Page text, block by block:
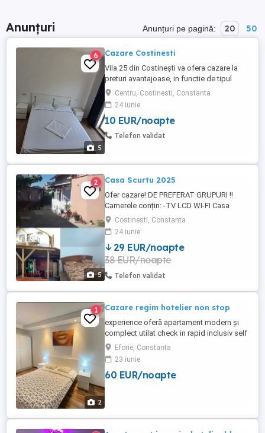
Anunțuri Anunțuri pe pagină: 20 50
5
6 Cazare Costinesti
Vila 25 din Costinești va ofera cazare la
preturi avantajoase, in functie de tipul
camerei, numarul de persoane si perioada
dorita. Pentru a solicita oferta , sunati la
numarul
Centru, Costinesti, Constanta
24 iunie
10 EUR/noapte
Telefon validat
5
2 Casa Scurtu 2025
Ofer cazare! DE PREFERAT GRUPURI !!
Camerele conțin: -TV LCD WI-FI Casa
conține: 4 camere de 2 locuri 2 camere de
3 locuri LA ETAJ DOUA CAMERE CU
BALCON !! *Afara aveți pus la dispoziție un
foișor (unde ăputeți face o cafea, un mic
dejun sau chiar un grătar) * zona cazarii
este unai linistita ...
Costinesti, Constanta
24 iunie
29 EUR/noapte
38 EUR/noapte
Telefon validat
2
1 Cazare regim hotelier non stop
experience oferă apartament modern și
complect utilat check in rapid inclusiv self
check in disponibilitate non stop
Eforie, Constanta
23 iunie
60 EUR/noapte